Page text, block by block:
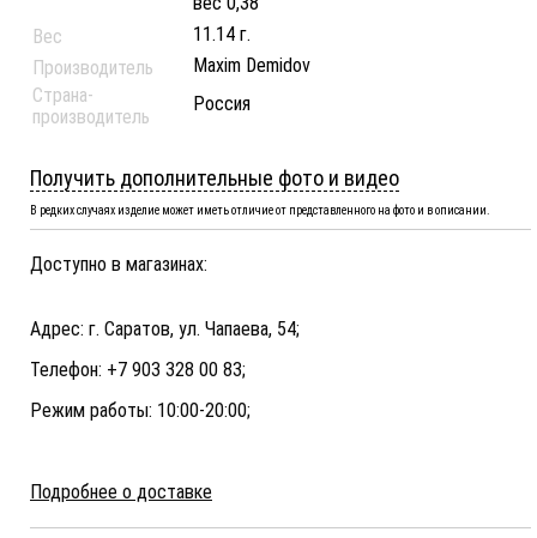
Вес
11.14 г.
Производитель
Maxim Demidov
Страна-
производитель
Россия
Получить дополнительные фото и видео
В редких случаях изделие может иметь отличие от представленного на фото и в описании.
Доступно в магазинах:
Адрес: г. Саратов, ул. Чапаева, 54;
Телефон: +7 903 328 00 83;
Режим работы: 10:00-20:00;
Подробнее о доставке